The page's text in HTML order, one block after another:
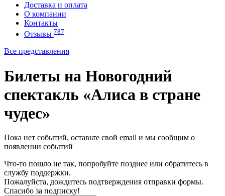
Доставка и оплата
О компании
Контакты
Отзывы 787
Все представления
Билеты на Новогодний
спектакль «Алиса в стране
чудес»
Пока нет событий, оставьте свой email и мы сообщим о
появлении событий
Что-то пошло не так, попробуйте позднее или обратитесь в
службу поддержки.
Пожалуйста, дождитесь подтверждения отправки формы.
Спасибо за подписку!